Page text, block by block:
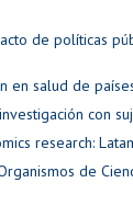
de políticas
en salud de
con
research:
de